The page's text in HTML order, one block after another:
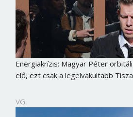
Energiakrízis: Magyar Péter
elő, ezt csak a legelvakultabb
VG